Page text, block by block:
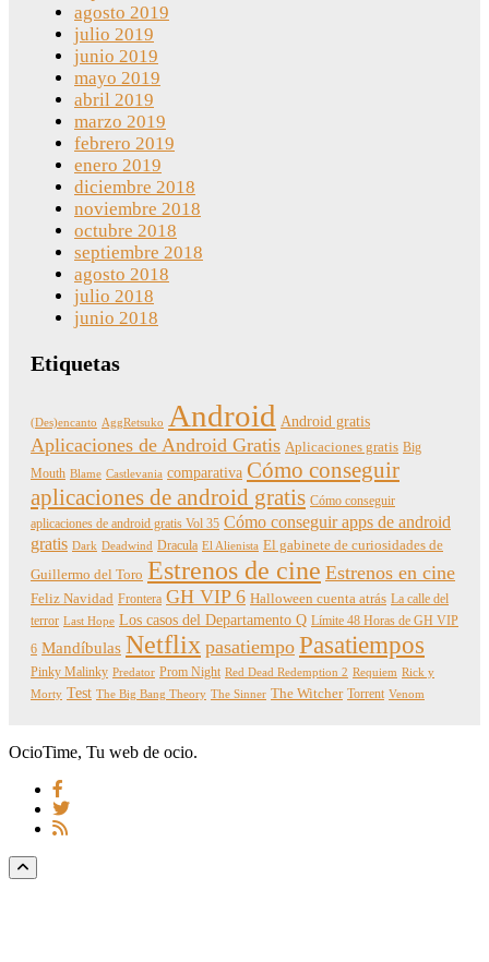
agosto 2019
julio 2019
junio 2019
mayo 2019
abril 2019
marzo 2019
febrero 2019
enero 2019
diciembre 2018
noviembre 2018
octubre 2018
septiembre 2018
agosto 2018
julio 2018
junio 2018
Etiquetas
(Des)encanto AggRetsuko Android Android gratis
Aplicaciones de Android Gratis Aplicaciones gratis Big
Mouth Blame Castlevania comparativa Cómo conseguir
aplicaciones de android gratis Cómo conseguir
aplicaciones de android gratis Vol 35 Cómo conseguir apps de android
gratis Dark Deadwind Dracula El Alienista El gabinete de curiosidades de
Guillermo del Toro Estrenos de cine Estrenos en cine
Feliz Navidad Frontera GH VIP 6 Halloween cuenta atrás La calle del
terror Last Hope Los casos del Departamento Q Límite 48 Horas de GH VIP
6 Mandíbulas Netflix pasatiempo Pasatiempos
Pinky Malinky Predator Prom Night Red Dead Redemption 2 Requiem Rick y
Morty Test The Big Bang Theory The Sinner The Witcher Torrent Venom
OcioTime, Tu web de ocio.